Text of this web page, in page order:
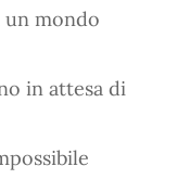
un mondo
in attesa di